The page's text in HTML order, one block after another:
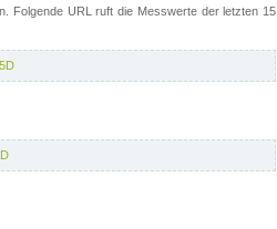
Folgende URL ruft die Messwerte der letzten 15